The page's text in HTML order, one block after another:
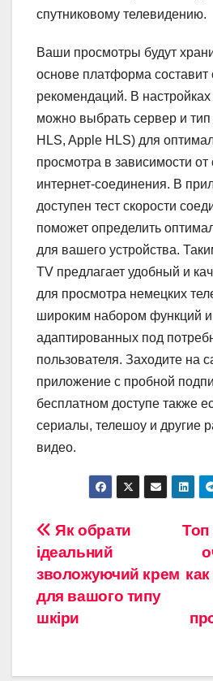
спутниковому телевидению.
Ваши просмотры будут
основе платформа составит
рекомендаций. В
можно выбрать сервер и тип
HLS, Apple HLS) для
просмотра в зависимости от
интернет-соединения. В
доступен тест скорости
поможет определить
для вашего устройства.
TV предлагает удобный и
для просмотра немецких
широким набором функций и
адаптированных под
пользователя. Заходите на
приложение с пробной
бесплатном доступе также
сериалы, телешоу и другие
видео.
Навигация
по
записям
Як обрати
ідеальний
зволожуючий крем
для вашого типу
шкіри